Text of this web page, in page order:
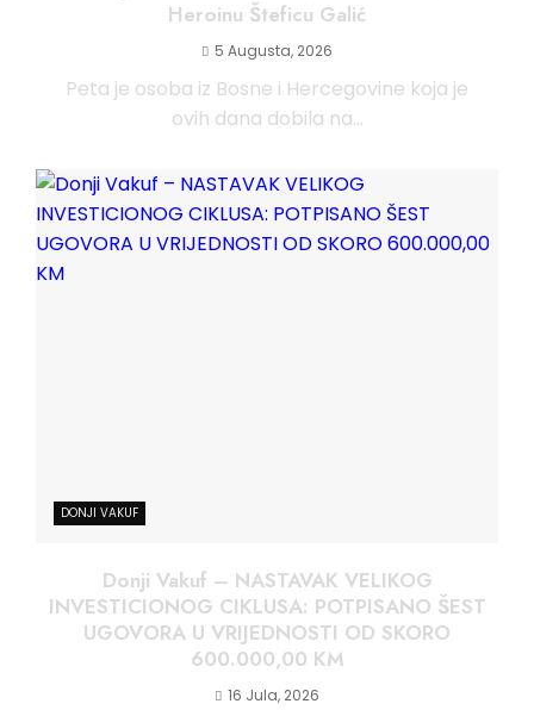
Heroinu Šteficu Galić
5 Augusta, 2026
Peta je osoba iz Bosne i Hercegovine koja je
ovih dana dobila na...
DONJI VAKUF
Donji Vakuf – NASTAVAK VELIKOG
INVESTICIONOG CIKLUSA: POTPISANO ŠEST
UGOVORA U VRIJEDNOSTI OD SKORO
600.000,00 KM
16 Jula, 2026